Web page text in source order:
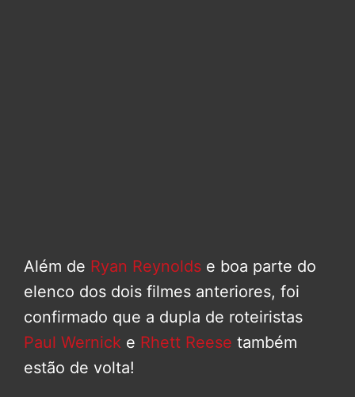
Além de Ryan Reynolds e boa parte do
elenco dos dois filmes anteriores, foi
confirmado que a dupla de roteiristas
Paul Wernick e Rhett Reese também
estão de volta!